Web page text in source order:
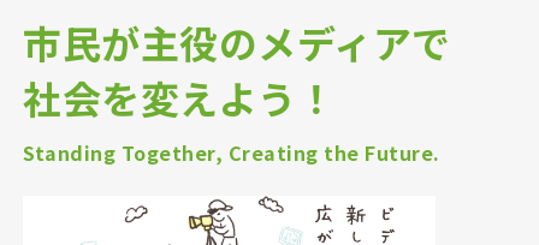
市民が主役のメディアで
社会を変えよう！
Standing Together, Creating the Future.